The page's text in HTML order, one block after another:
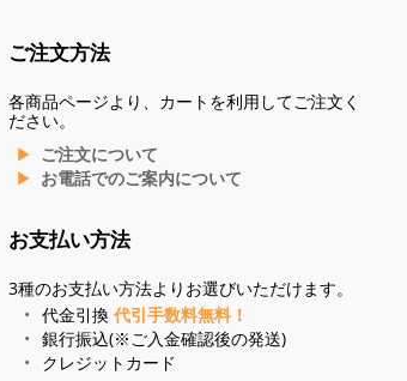
ご注文方法
各商品ページより、カートを利用してご注文く
ださい。
ご注文について
お電話でのご案内について
お支払い方法
3種のお支払い方法よりお選びいただけます。
代金引換 代引手数料無料！
銀行振込(※ご入金確認後の発送)
クレジットカード